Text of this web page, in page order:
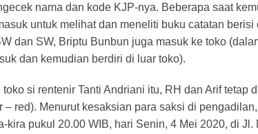
nama dan kode KJP-nya. Beberapa saat
untuk melihat dan meneliti buku catatan berisi
dan SW, Briptu Bunbun juga masuk ke toko
dan kemudian berdiri di luar toko).
si rentenir Tanti Andriani itu, RH dan Arif tetap
– red). Menurut kesaksian para saksi di
kira pukul 20.00 WIB, hari Senin, 4 Mei 2020, di Jl.